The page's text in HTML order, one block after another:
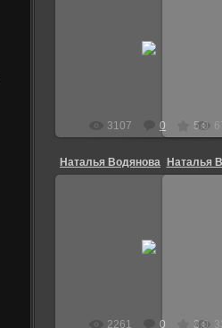
Одна из звезд в сериале лузеры
3107 0 5.0
Наталья Водянова
2261 0 3.0
Наталья